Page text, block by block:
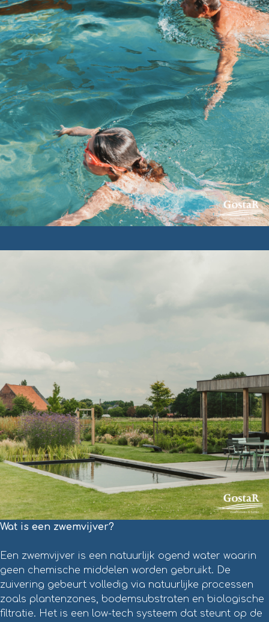
Wat is een zwemvijver?
Een zwemvijver is een natuurlijk ogend water waarin
geen chemische middelen worden gebruikt. De
zuivering gebeurt volledig via natuurlijke processen
zoals plantenzones, bodemsubstraten en biologische
filtratie. Het is een low-tech systeem dat steunt op de